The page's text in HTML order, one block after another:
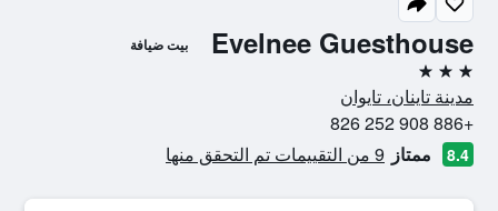
Evelnee Guesthouse بيت ضيافة
3 نجوم
مدينة تاينان، تايوان
+886 908 252 826
8.4 ممتاز 9 من التقييمات تم التحقق منها